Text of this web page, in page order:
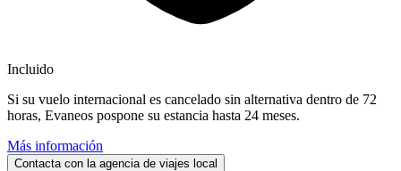
Incluido
Si su vuelo internacional es cancelado sin alternativa dentro de 72
horas, Evaneos pospone su estancia hasta 24 meses.
Más información
Contacta con la agencia de viajes local